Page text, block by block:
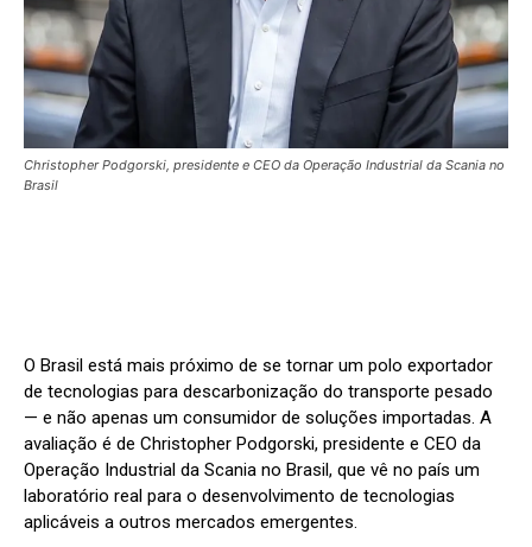
Christopher Podgorski, presidente e CEO da Operação Industrial da Scania no
Brasil
O Brasil está mais próximo de se tornar um polo exportador
de tecnologias para descarbonização do transporte pesado
— e não apenas um consumidor de soluções importadas. A
avaliação é de Christopher Podgorski, presidente e CEO da
Operação Industrial da Scania no Brasil, que vê no país um
laboratório real para o desenvolvimento de tecnologias
aplicáveis a outros mercados emergentes.